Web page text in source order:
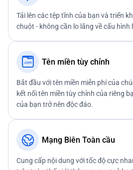
Tải lên các tệp tĩnh của bạn và triển
chuột - không cần lo lắng về cấu
Tên miền tùy chỉnh
Bắt đầu với tên miền miễn phí của
kết nối tên miền tùy chỉnh của riêng
của bạn trở nên độc đáo.
Mạng Biên Toàn cầu
Cung cấp nội dung với tốc độ cực